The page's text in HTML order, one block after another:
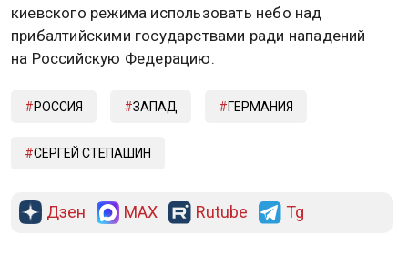
киевского режима использовать небо над
прибалтийскими государствами ради нападений
на Российскую Федерацию.
РОССИЯ ЗАПАД ГЕРМАНИЯ
СЕРГЕЙ СТЕПАШИН
Дзен MAX Rutube Tg